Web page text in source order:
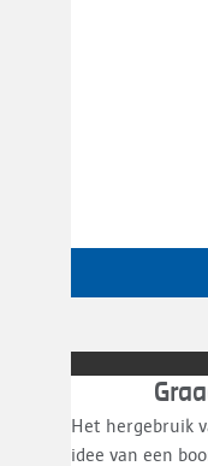
Het hergebruik
idee van een